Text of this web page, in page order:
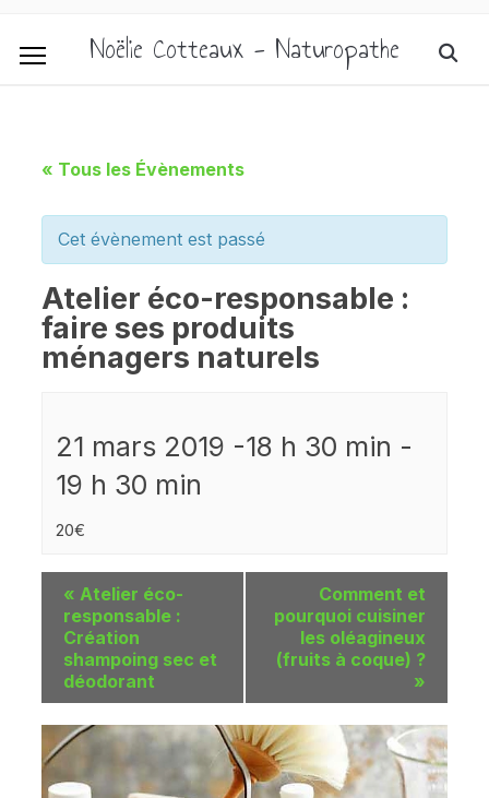
Noëlie Cotteaux - Naturopathe
« Tous les Évènements
Cet évènement est passé
Atelier éco-responsable :
faire ses produits
ménagers naturels
21 mars 2019 -18 h 30 min -
19 h 30 min
20€
« Atelier éco-
responsable :
Création
shampoing sec et
déodorant
Comment et
pourquoi cuisiner
les oléagineux
(fruits à coque) ?
»